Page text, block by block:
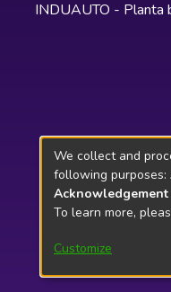
INDUAUTO - Planta
We collect and
following purposes:
To learn more,
Customize